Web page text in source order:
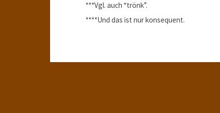
***Vgl. auch “trönk”.
****Und das ist nur konsequent.